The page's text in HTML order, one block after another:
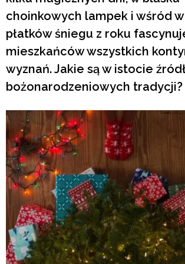
choinkowych lampek i wśród
płatków śniegu z roku
mieszkańców wszystkich
wyznań. Jakie są w istocie
bożonarodzeniowych tradycji?